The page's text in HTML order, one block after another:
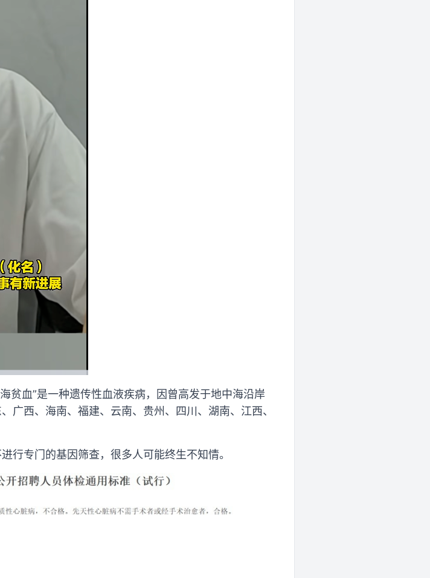
贫血”是一种遗传性血液疾病，因曾高发于地中海沿岸
广西、海南、福建、云南、贵州、四川、湖南、江西、
行专门的基因筛查，很多人可能终生不知情。